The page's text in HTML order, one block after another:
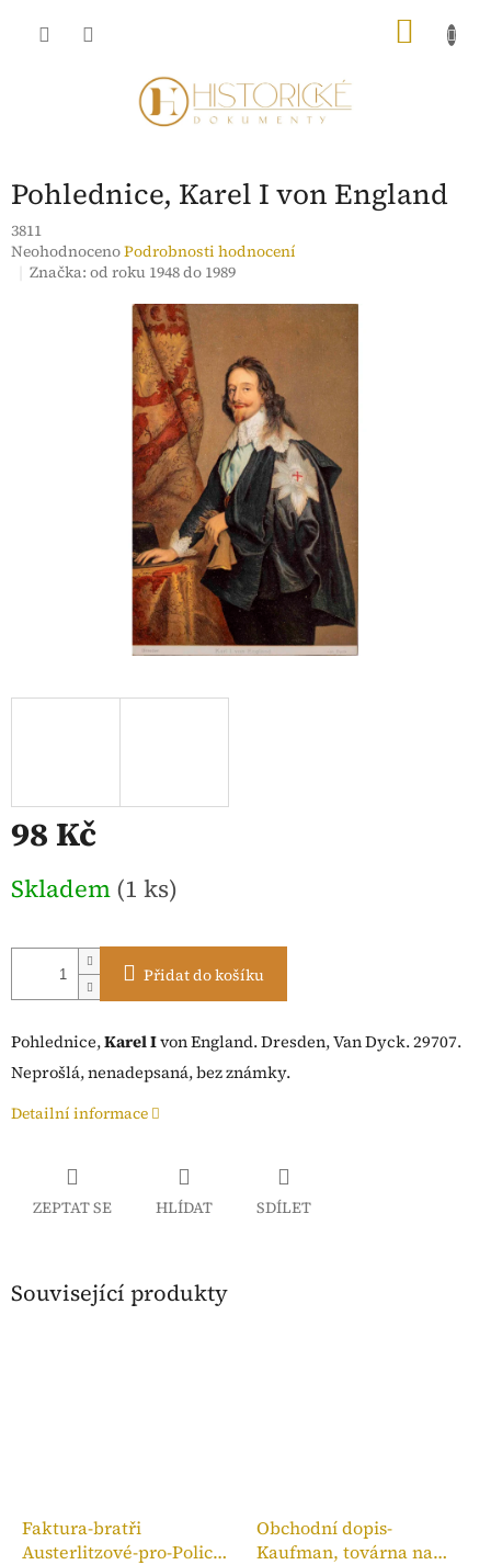
Pohlednice, Karel I von England
3811
Průměrné
hodnocení
NeohodnocenoPodrobnosti hodnocení
Značka:od roku 1948 do 1989
98 Kč
cena:
Skladem (1 ks)
Přidat do košíku
Pohlednice,Karel Ivon England. Dresden, Van Dyck. 29707.
Neprošlá, nenadepsaná, bez známky.
Detailní informace
ZEPTAT SE HLÍDAT SDÍLET
Související produkty
Faktura-bratři
Austerlitzové-pro-Police
Obchodní dopis-
Kaufman, továrna na